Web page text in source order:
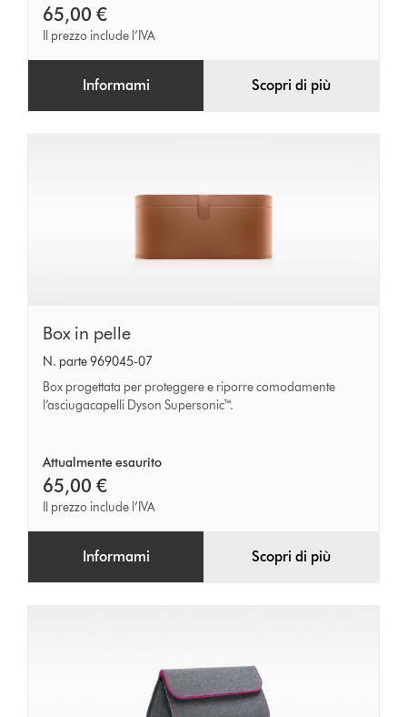
65,00 €
Il prezzo include l’IVA
Informami Scopri di più
Box
in
pelle
Box in pelle
N. parte 969045-07
Box progettata per proteggere e riporre comodamente
l’asciugacapelli Dyson Supersonic™.
Attualmente esaurito
65,00 €
Il prezzo include l’IVA
Informami Scopri di più